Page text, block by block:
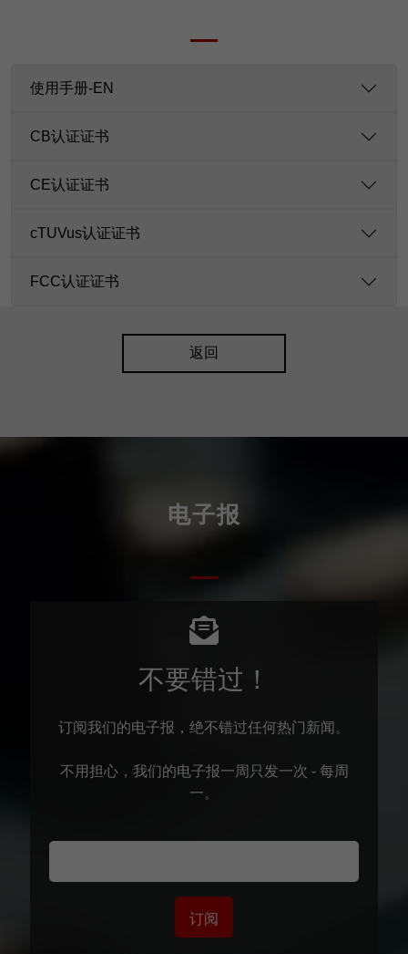
使用手册-EN
CB认证证书
CE认证证书
cTUVus认证证书
FCC认证证书
返回
电子报
不要错过！
订阅我们的电子报，绝不错过任何热门新闻。
不用担心，我们的电子报一周只发一次 - 每周
一。
订阅